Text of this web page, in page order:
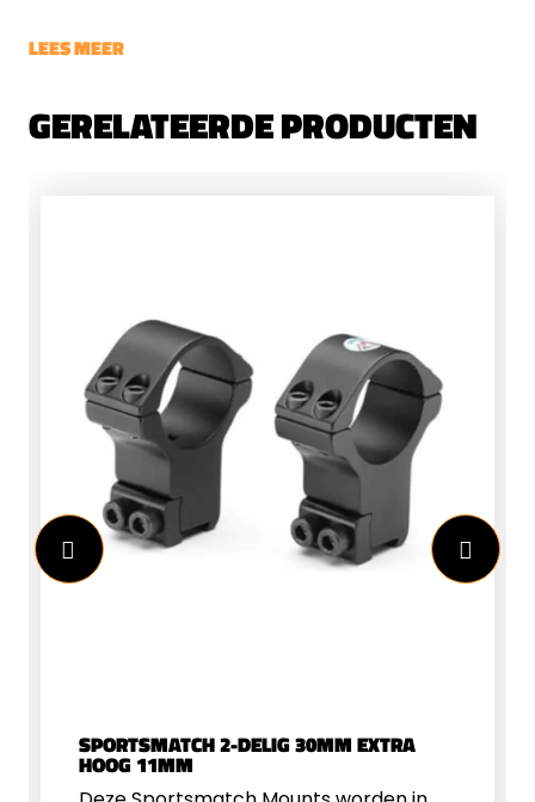
LEES MEER
GERELATEERDE PRODUCTEN
SPORTSMATCH 2-DELIG 30MM EXTRA
HOOG 11MM